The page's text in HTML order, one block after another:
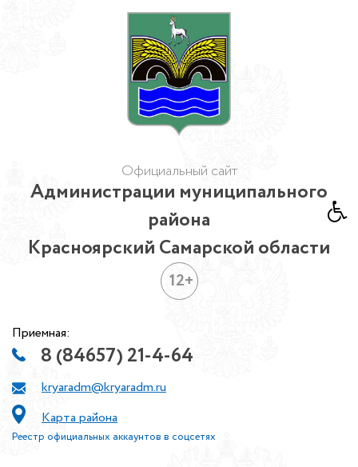
Официальный сайт
Администрации муниципального
района
Красноярский Самарской области
12+
Приемная:
8 (84657) 21-4-64
kryaradm@kryaradm.ru
Карта района
Реестр официальных аккаунтов в соцсетях